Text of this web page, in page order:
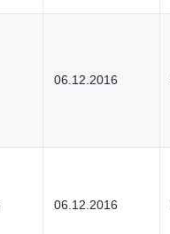
06.12.2016
06.12.2016